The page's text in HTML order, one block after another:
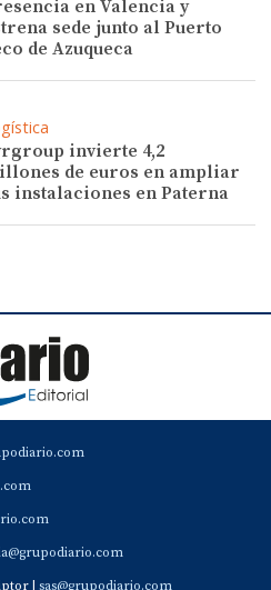
en Valencia y
sede junto al Puerto
de Azuqueca
invierte 4,2
de euros en ampliar
instalaciones en Paterna
| sas@grupodiario.com